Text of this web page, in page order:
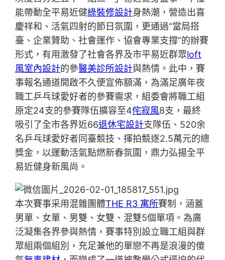
能帶動全平易近健綠裝修設計身熱潮，營造出喜
慶祥和、活氣四射的節日氛圍，更通過“當局搭
臺、企業贊助、社會運作、協會專業支撐”的辦賽
形式，有用激發了社會各界及市平易近群眾loft
風室內設計的參醫美診所設計與熱情。此中，賽
事報名通道開啟不久便宣佈額滿，為滿足廣年夜
職工乒乓球愛好者的參賽需求，組委會將職工組
原定24支的參賽隊伍擴容至4侘寂風8支，最終
吸引了全市各界近66退休宅設計支隊伍、520余
名乒乓球愛好者同臺競技、揮拍競逐2.5萬元的總
獎金，以運動活氣點燃新春氛圍，鼎力弘揚全平
易近健身新風尚。
本次賽事采用混雜團體THE R3 寓所賽制，涵蓋
男單、女單、男雙、女雙、混雙5個單項。為廣
泛凝集各界參與熱情，賽事特別設立職工組與群
眾組兩個組別，充足兼他的單戀不再是浪漫的傻